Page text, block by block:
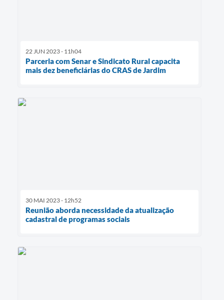
22 JUN 2023 - 11h04
Parceria com Senar e Sindicato Rural capacita
mais dez beneficiárias do CRAS de Jardim
30 MAI 2023 - 12h52
Reunião aborda necessidade da atualização
cadastral de programas sociais